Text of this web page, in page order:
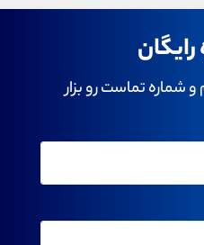
و شماره تماست رو بزار